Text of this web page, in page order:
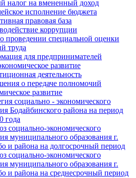
налог на вмененный доход
исполнение бюджета
правовая база
коррупции
проведении специальной оценки
труда
для предпринимателей
развитие
деятельность
о передаче полномочий
развитие
социально - экономического
Бодайбинского района на период
года
социально-экономического
муниципального образования г.
и района на долгосрочный период
социально-экономического
муниципального образования г.
и района на среднесрочный период